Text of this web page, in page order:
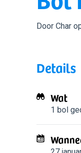
Door Char
Details
Wat
1 bol